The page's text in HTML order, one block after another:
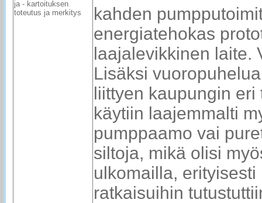
ja - kartoituksen
toteutus ja merkitys
kahden
energiatehokas
laajalevikkinen laite.
Lisäksi
liittyen kaupungin
käytiin laajemmalti
pumppaamo vai
siltoja, mikä olisi
ulkomailla,
ratkaisuihin